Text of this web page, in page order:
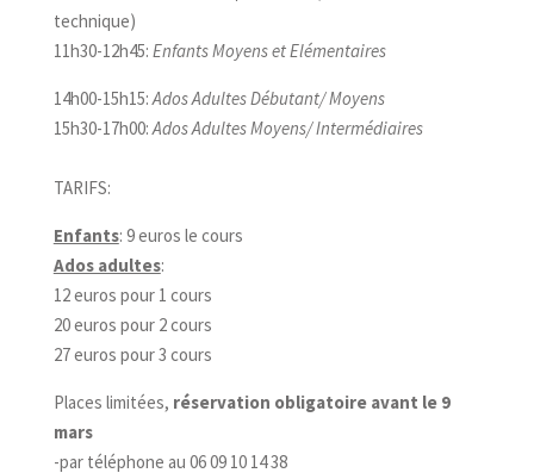
technique)
11h30-12h45: Enfants Moyens et Elémentaires
14h00-15h15:Ados Adultes Débutant/ Moyens
15h30-17h00:Ados Adultes Moyens/ Intermédiaires
TARIFS:
Enfants: 9 euros le cours
Ados adultes:
12 euros pour 1 cours
20 euros pour 2 cours
27 euros pour 3 cours
Places limitées, réservation obligatoire avant le 9
mars
-par téléphone au 06 09 10 14 38